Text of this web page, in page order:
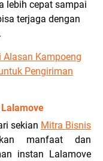
lebih cepat sampai
terjaga dengan
Kampoeng
Pengiriman
sekian Mitra Bisnis
manfaat dan
instan Lalamove